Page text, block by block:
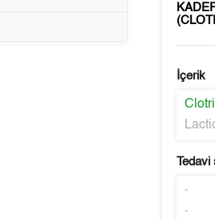
İçerik
Tedavi
-
-